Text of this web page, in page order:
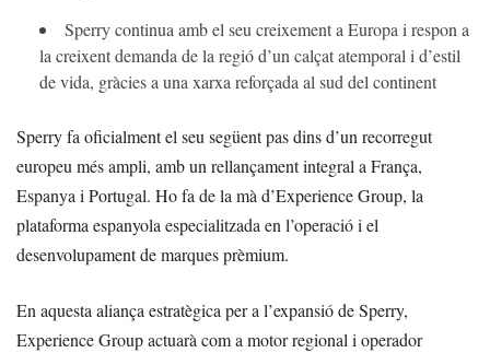
Sperry continua amb el seu creixement a Europa i respon a
la creixent demanda de la regió d’un calçat atemporal i d’estil
de vida, gràcies a una xarxa reforçada al sud del continent
Sperry fa oficialment el seu següent pas dins d’un recorregut
europeu més ampli, amb un rellançament integral a França,
Espanya i Portugal. Ho fa de la mà d’Experience Group, la
plataforma espanyola especialitzada en l’operació i el
desenvolupament de marques prèmium.
En aquesta aliança estratègica per a l’expansió de Sperry,
Experience Group actuarà com a motor regional i operador